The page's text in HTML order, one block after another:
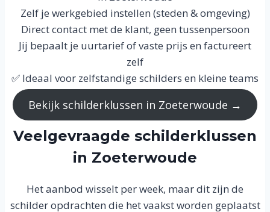
Zelf je werkgebied instellen (steden & omgeving)
Direct contact met de klant, geen tussenpersoon
Jij bepaalt je uurtarief of vaste prijs en factureert
zelf
✅ Ideaal voor zelfstandige schilders en kleine teams
Bekijk schilderklussen in Zoeterwoude →
Veelgevraagde schilderklussen
in Zoeterwoude
Het aanbod wisselt per week, maar dit zijn de
schilder opdrachten die het vaakst worden geplaatst